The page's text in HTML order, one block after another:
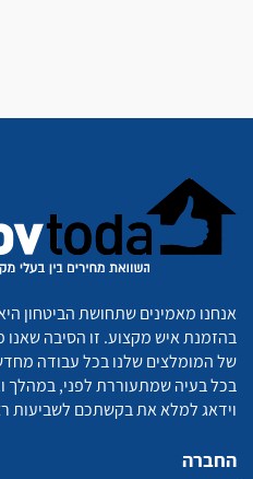
אנחנו מאמינים שתחושת הביטחון
בהזמנת איש מקצוע. זו הסיבה
של המומלצים שלנו בכל עבודה
בכל בעיה שמתעוררת לפני, במהלך
וידאג למלא את בקשתכם לשביעות
החברה